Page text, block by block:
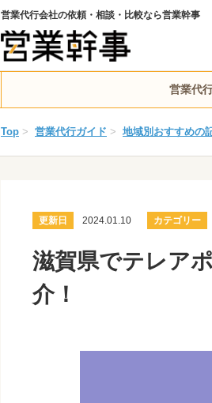
営業代行会社の依頼・相談・比較なら営業幹事
営業代
Top > 営業代行ガイド > 地域別おすすめの
更新日 2024.01.10 カテゴリー
滋賀県でテレア
介！